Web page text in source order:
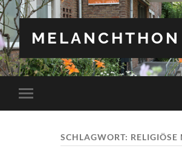
Mobile-
Menü
SCHLAGWORT: RELIGIÖSE